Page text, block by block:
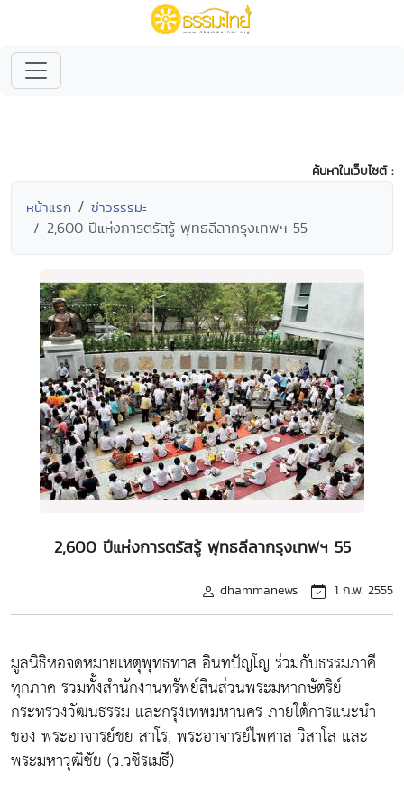
ค้นหาในเว็บไซต์ :
หน้าแรก ข่าวธรรมะ
2,600 ปีแห่งการตรัสรู้ พุทธลีลากรุงเทพฯ 55
2,600 ปีแห่งการตรัสรู้ พุทธลีลากรุงเทพฯ 55
dhammanews 1 ก.พ. 2555
มูลนิธิหอจดหมายเหตุพุทธทาส อินทปัญโญ ร่วมกับธรรมภาคี
ทุกภาค รวมทั้งสำนักงานทรัพย์สินส่วนพระมหากษัตริย์
กระทรวงวัฒนธรรม และกรุงเทพมหานคร ภายใต้การแนะนำ
ของ พระอาจารย์ชย สาโร, พระอาจารย์ไพศาล วิสาโล และ
พระมหาวุฒิชัย (ว.วชิรเมธี)